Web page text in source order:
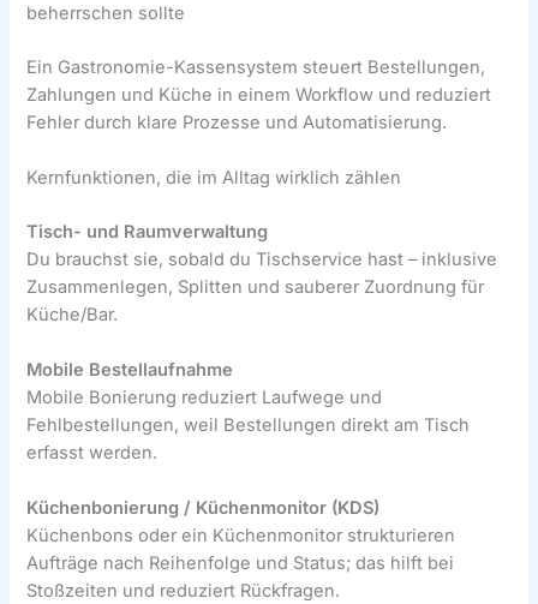
beherrschen sollte
Ein Gastronomie-Kassensystem steuert Bestellungen,
Zahlungen und Küche in einem Workflow und reduziert
Fehler durch klare Prozesse und Automatisierung.
Kernfunktionen, die im Alltag wirklich zählen
Tisch- und Raumverwaltung
Du brauchst sie, sobald du Tischservice hast – inklusive
Zusammenlegen, Splitten und sauberer Zuordnung für
Küche/Bar.
Mobile Bestellaufnahme
Mobile Bonierung reduziert Laufwege und
Fehlbestellungen, weil Bestellungen direkt am Tisch
erfasst werden.
Küchenbonierung / Küchenmonitor (KDS)
Küchenbons oder ein Küchenmonitor strukturieren
Aufträge nach Reihenfolge und Status; das hilft bei
Stoßzeiten und reduziert Rückfragen.